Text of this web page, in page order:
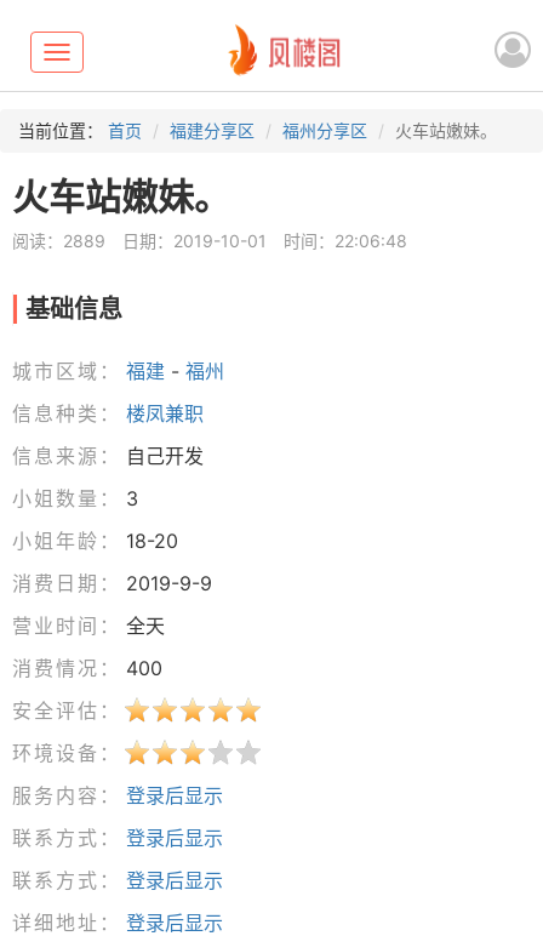
Toggle
navigation
当前位置： 首页 福建分享区 福州分享区 火车站嫩妹。
火车站嫩妹。
阅读：2889 日期：2019-10-01 时间：22:06:48
基础信息
城市区域： 福建 - 福州
信息种类：
楼凤兼职
信息来源：
自己开发
小姐数量：
3
小姐年龄：
18-20
消费日期：
2019-9-9
营业时间：
全天
消费情况：
400
安全评估：
环境设备：
服务内容：
登录后显示
联系方式：
登录后显示
联系方式：
登录后显示
详细地址：
登录后显示